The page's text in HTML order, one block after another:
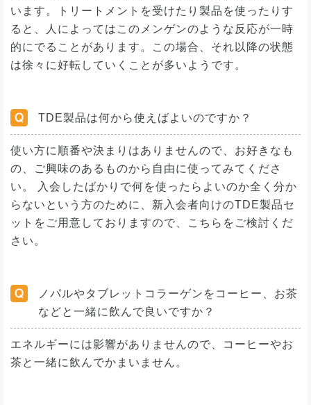
います。トリートメントを受けたり製品を使ったりす
ると、人によってはこのメンゲンのような反応が一時
的にでることがあります。この場合、それ以降の状態
は徐々に好転していくことが多いようです。
TDE製品は何から使えばよいのですか？
使い方に順番や決まりはありませんので、お好きなも
の、ご興味のあるものから自由に使ってみてくださ
い。 入会したばかりで何を使ったらよいのか全く分か
らないという方のために、新入会者向けのTDE製品セ
ットをご用意しておりますので、こちらをご検討くだ
さい。
ノパルやタブレットコラーゲンをコーヒー、お茶
などと一緒に飲んで良いですか？
エネルギーには影響がありませんので、コーヒーやお
茶と一緒に飲んでかまいません。